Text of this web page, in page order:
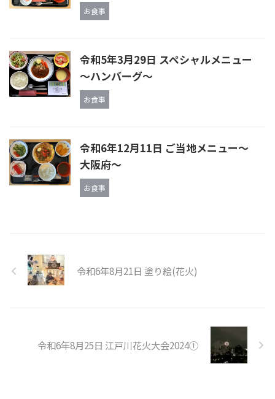
お食事
令和5年3月29日 スペシャルメニュー
～ハンバーグ～
お食事
令和6年12月11日 ご当地メニュー～
大阪府～
お食事
令和6年8月21日 塗り絵(花火)
令和6年8月25日 江戸川花火大会2024①